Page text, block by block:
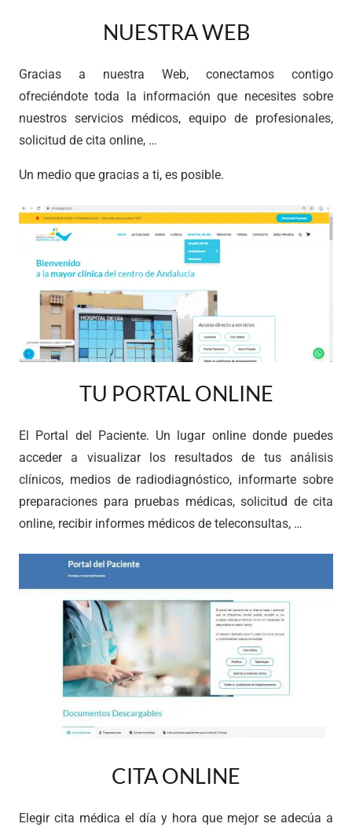
NUESTRA WEB
Gracias a nuestra Web, conectamos contigo
ofreciéndote toda la información que necesites sobre
nuestros servicios médicos, equipo de profesionales,
solicitud de cita online, …
Un medio que gracias a ti, es posible.
TU PORTAL ONLINE
El Portal del Paciente. Un lugar online donde puedes
acceder a visualizar los resultados de tus análisis
clínicos, medios de radiodiagnóstico, informarte sobre
preparaciones para pruebas médicas, solicitud de cita
online, recibir informes médicos de teleconsultas, …
CITA ONLINE
Elegir cita médica el día y hora que mejor se adecúa a